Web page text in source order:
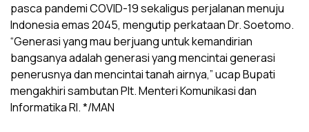
pasca pandemi COVID-19 sekaligus perjalanan menuju
Indonesia emas 2045, mengutip perkataan Dr. Soetomo.
“Generasi yang mau berjuang untuk kemandirian
bangsanya adalah generasi yang mencintai generasi
penerusnya dan mencintai tanah airnya,” ucap Bupati
mengakhiri sambutan Plt. Menteri Komunikasi dan
Informatika RI. */MAN